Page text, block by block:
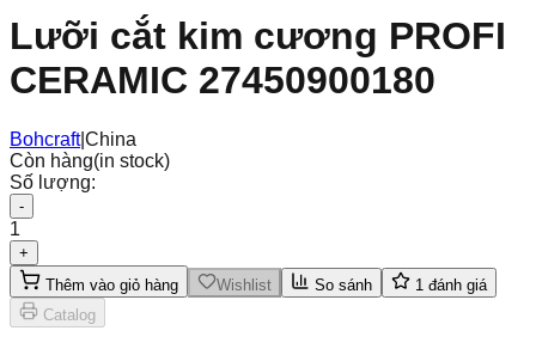
Lưỡi cắt kim cương PROFI
CERAMIC 27450900180
Bohcraft|China
Còn hàng(in stock)
Số lượng:
-
1
+
Thêm vào giỏ hàng
Wishlist So sánh 1 đánh giá
Catalog